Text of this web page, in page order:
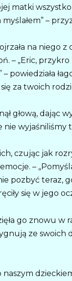
matki
–
na niego z
– „Eric, przykro
powiedziała
za twoich
głową, dając
nie wyjaśniliśmy
czując jak
–
pozbyć teraz,
się w jego
go znowu w
ze swoich
naszym